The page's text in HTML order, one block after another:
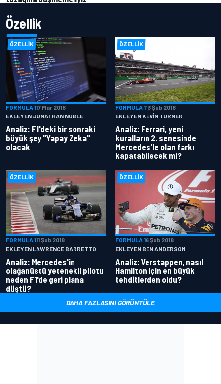
Özellik
ÖZELLIK
FORMULA 117 Mar 2018
EKLEYEN JONATHAN NOBLE
Analiz: F1'deki bir sonraki
büyük şey "Yapay Zeka"
olacak
ÖZELLIK
FORMULA 113 Şub 2018
EKLEYEN KEVIN TURNER
Analiz: Ferrari, yeni
kuralların 2. senesinde
Mercedes'le olan farkı
kapatabilecek mi?
ÖZELLIK
FORMULA 111 Şub 2018
EKLEYEN LAWRENCE BARRETTO
Analiz: Mercedes'in
olağanüstü yetenekli pilotu
neden F1'de geri plana
düştü?
ÖZELLIK
FORMULA 16 Şub 2018
EKLEYEN BEN ANDERSON
Analiz: Verstappen, nasıl
Hamilton için en büyük
tehditlerden oldu?
DAHA FAZLASINI GÖRÜNTÜLE